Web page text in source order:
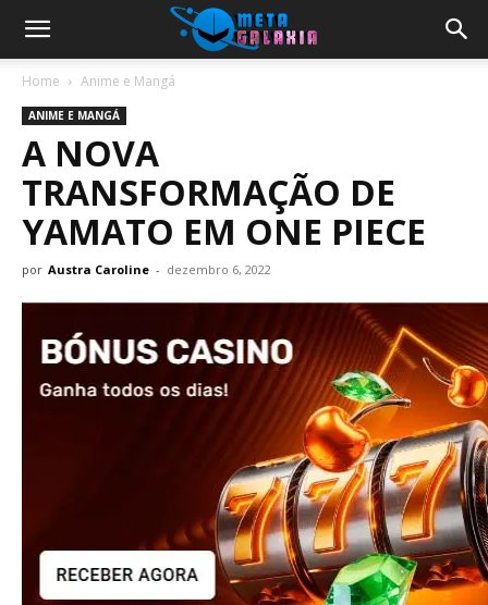
Home Anime e Mangá
ANIME E MANGÁ
A NOVA
TRANSFORMAÇÃO DE
YAMATO EM ONE PIECE
por Austra Caroline - dezembro 6, 2022